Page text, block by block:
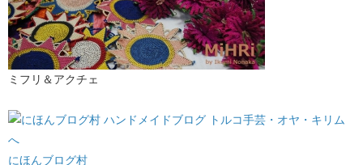
ミフリ＆アクチェ
にほんブログ村